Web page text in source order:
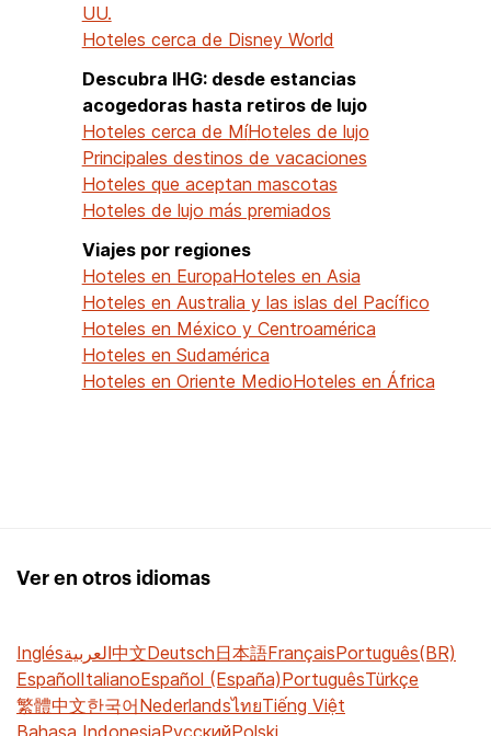
UU.
Hoteles cerca de Disney World
Descubra IHG: desde estancias
acogedoras hasta retiros de lujo
Hoteles cerca de MíHoteles de lujo
Principales destinos de vacaciones
Hoteles que aceptan mascotas
Hoteles de lujo más premiados
Viajes por regiones
Hoteles en EuropaHoteles en Asia
Hoteles en Australia y las islas del Pacífico
Hoteles en México y Centroamérica
Hoteles en Sudamérica
Hoteles en Oriente MedioHoteles en África
Ver en otros idiomas
Inglésالعربية中文Deutsch日本語FrançaisPortuguês(BR)
EspañolItalianoEspañol (España)PortuguêsTürkçe
繁體中文한국어NederlandsไทยTiếng Việt
Bahasa IndonesiaРусскийPolski